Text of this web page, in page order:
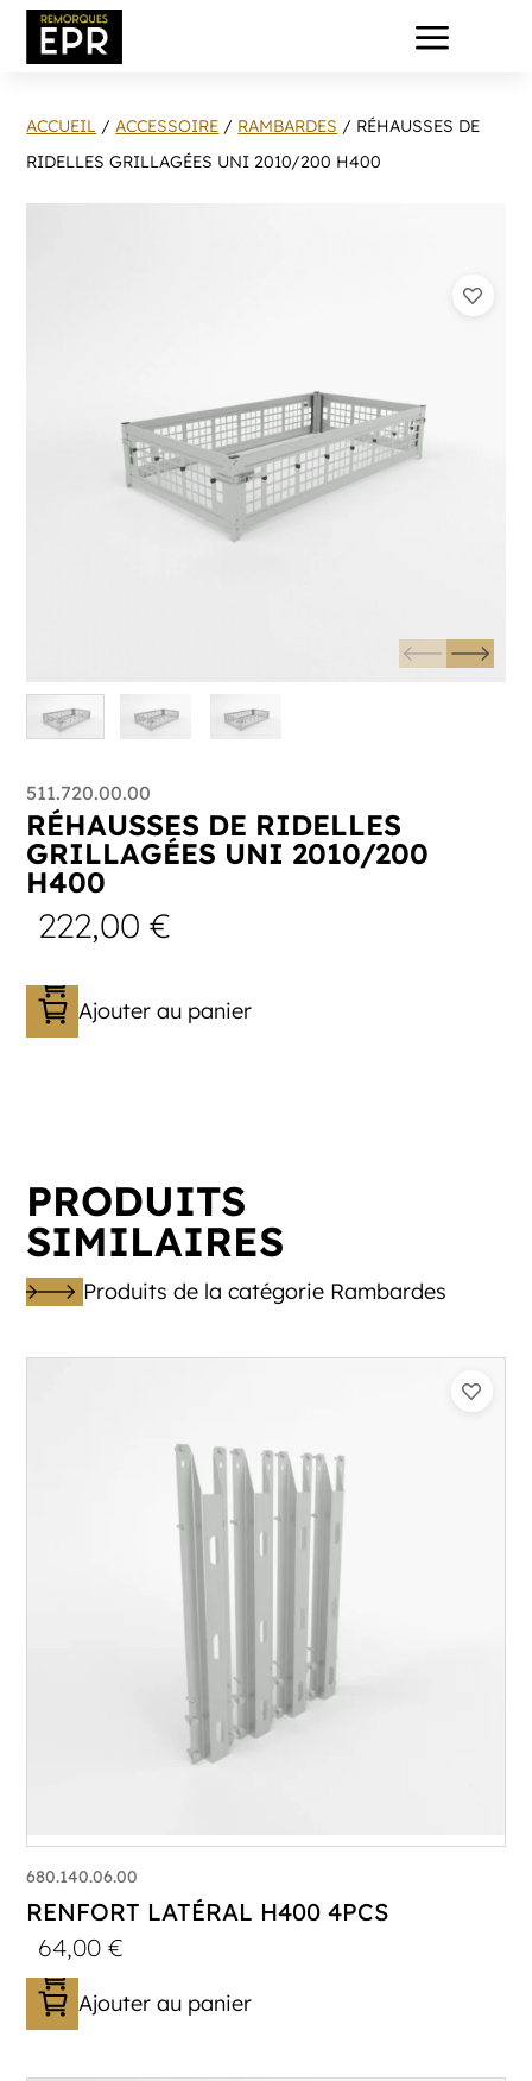
a
ACCUEIL /ACCESSOIRE / RAMBARDES / RÉHAUSSES DE
RIDELLES GRILLAGÉES UNI 2010/200 H400
511.720.00.00
RÉHAUSSES DE RIDELLES
GRILLAGÉES UNI 2010/200
H400
222,00€
Ajouter au panier
PRODUITS
SIMILAIRES
Produits de la catégorie Rambardes
680.140.06.00
RENFORT LATÉRAL H400 4PCS
64,00€
Ajouter au panier